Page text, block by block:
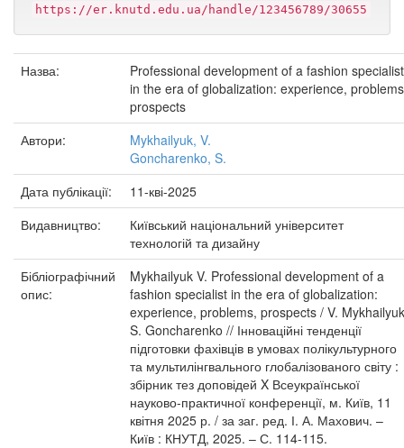
https://er.knutd.edu.ua/handle/123456789/30655
Назва:
Professional development of a fashion specialist
in the era of globalization: experience,
prospects
Автори:
Mykhailyuk, V.
Goncharenko, S.
Дата публікації:
11-кві-2025
Видавництво:
Київський національний університет
технологій та дизайну
Бібліографічний
опис:
Mykhailyuk V. Professional development of a
fashion specialist in the era of globalization:
experience, problems, prospects / V.
S. Goncharenko // Інноваційні тенденції
підготовки фахівців в умовах полікультурного
та мультилінгвального глобалізованого світу :
збірник тез доповідей X Всеукраїнської
науково-практичної конференції, м. Київ, 11
квітня 2025 р. / за заг. ред. І. А. Махович. –
Київ : КНУТД, 2025. – С. 114-115.